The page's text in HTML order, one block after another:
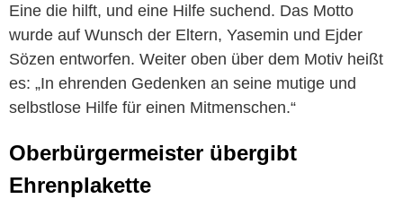
Eine die hilft, und eine Hilfe suchend. Das Motto
wurde auf Wunsch der Eltern, Yasemin und Ejder
Sözen entworfen. Weiter oben über dem Motiv heißt
es: „In ehrenden Gedenken an seine mutige und
selbstlose Hilfe für einen Mitmenschen.“
Oberbürgermeister übergibt
Ehrenplakette